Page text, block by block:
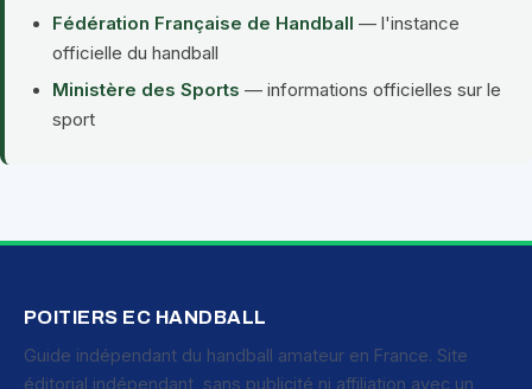
Fédération Française de Handball — l'instance
officielle du handball
Ministère des Sports — informations officielles sur le
sport
POITIERS EC HANDBALL
Guide indépendant du handball amateur en France. Site
éditorial indépendant, sans publicité ni affiliation avec un